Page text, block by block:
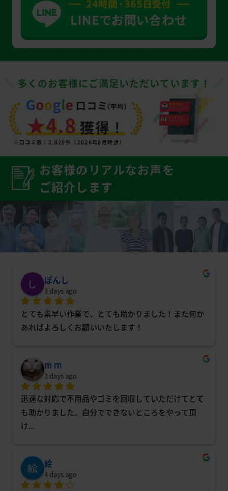
多くのお客様にご満足いただいています！
★4.8獲得！
※口コミ数：2,829件（2026年8月時点）
お客様のリアルなお声を
ご紹介します
ぽんし
3 days ago
とても素早い作業で、とても助かりました！また何か
あればよろしくお願いいたします！
m m
3 days ago
迅速な対応で不用品やゴミを回収していただけてとて
も助かりました。自分でできないところをやって頂
け...
絵
4 days ago